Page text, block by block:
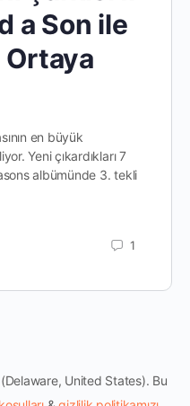
a Son ile
Ortaya
en büyük
Yeni çıkardıkları 7
albümünde 3. tekli
1
United States). Bu